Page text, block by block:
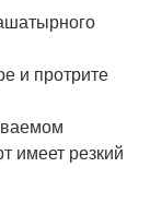
и протрите
имеет резкий